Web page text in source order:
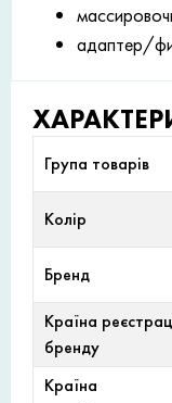
адаптер/
Група товарів
Колір
Бренд
Країна
бренду
Країна